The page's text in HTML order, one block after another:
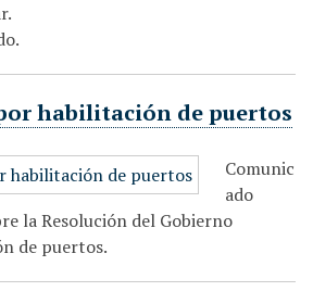
habilitación de puertos
Comunic
ado
la Resolución del Gobierno
de puertos.